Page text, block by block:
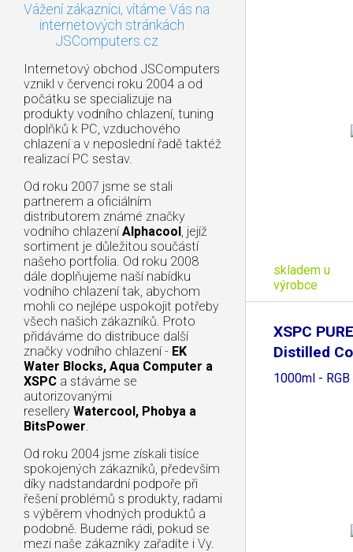
Vážení zákazníci, vítáme Vás na
internetových stránkách
JSComputers.cz
Internetový obchod JSComputers
vznikl v červenci roku 2004 a od
počátku se specializuje na
produkty vodního chlazení, tuning
doplňků k PC, vzduchového
chlazení a v neposlední řadě taktéž
realizací PC sestav.
Od roku 2007 jsme se stali
partnerem a oficiálním
distributorem známé značky
vodního chlazení Alphacool, jejíž
sortiment je důležitou součástí
našeho portfolia. Od roku 2008
dále doplňujeme naší nabídku
vodního chlazení tak, abychom
mohli co nejlépe uspokojit potřeby
všech našich zákazníků. Proto
přidáváme do distribuce další
značky vodního chlazení - EK
Water Blocks, Aqua Computer a
XSPC a stáváme se
autorizovanými
resellery Watercool, Phobya a
BitsPower.
Od roku 2004 jsme získali tisíce
spokojených zákazníků, především
díky nadstandardní podpoře při
řešení problémů s produkty, radami
s výběrem vhodných produktů a
podobně. Budeme rádi, pokud se
mezi naše zákazníky zařadíte i Vy.
skladem u
výrobce
XSPC
Distilled
1000ml -